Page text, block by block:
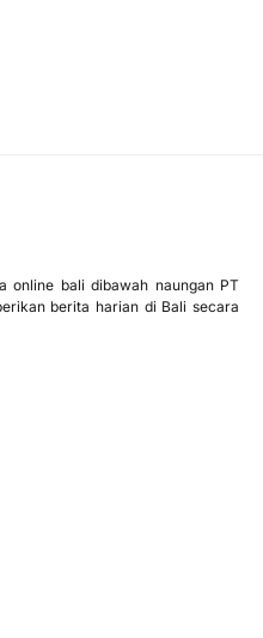
online bali dibawah naungan PT
berita harian di Bali secara